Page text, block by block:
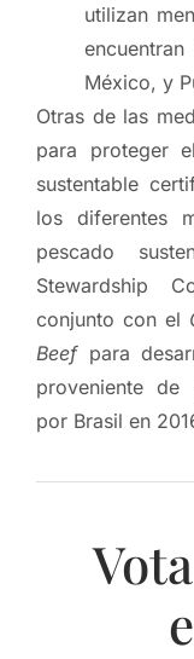
utilizan
México, y
Otras de las
para proteger
sustentable
los diferentes
pescado
Stewardship
conjunto con el
Beefpara
proveniente de
por Brasil en